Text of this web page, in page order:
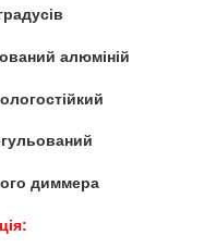
алюміній
диммера